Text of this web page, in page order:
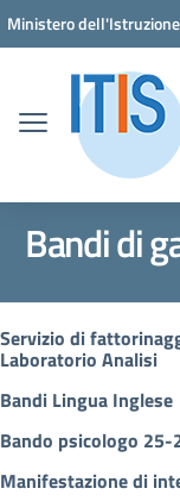
Vai ai contenuti
Vai al menu di
Vai al footer
Ministero
Bandi di
Servizio di
Laboratorio Analisi
Bandi Lingua Inglese
Bando psicologo 25-
Manifestazione di